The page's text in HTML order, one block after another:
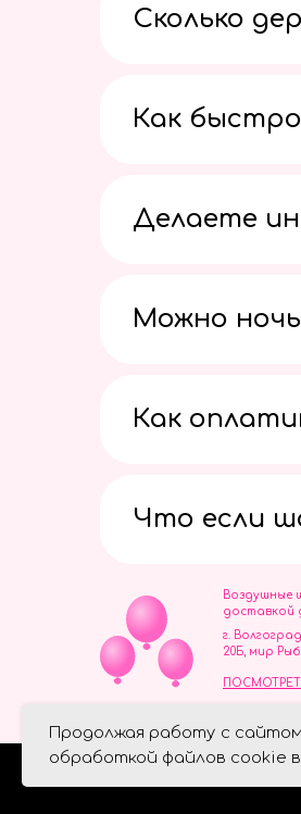
Продолжая работу с
обработкой файлов cookie
Сколько
Как
Делаете
Можно
Как
Что если
Воздушные
доставкой
г.
20Б, мир
ИНН 344110093739